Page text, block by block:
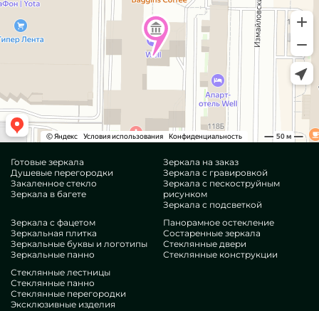
Готовые зеркала
Душевые перегородки
Закаленное стекло
Зеркала в багете
Зеркала на заказ
Зеркала с гравировкой
Зеркала с пескоструйным
рисунком
Зеркала с подсветкой
Зеркала с фацетом
Зеркальная плитка
Зеркальные буквы и логотипы
Зеркальные панно
Панорамное остекление
Состаренные зеркала
Стеклянные двери
Стеклянные конструкции
Стеклянные лестницы
Стеклянные панно
Стеклянные перегородки
Эксклюзивные изделия